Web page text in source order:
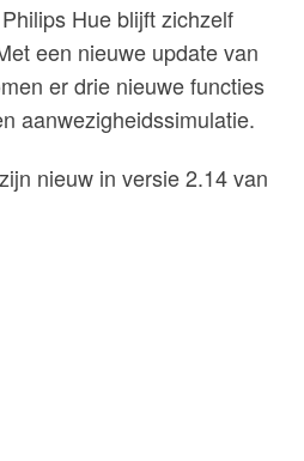
Hue blijft zichzelf
een nieuwe update van
er drie nieuwe functies
aanwezigheidssimulatie.
nieuw in versie 2.14 van